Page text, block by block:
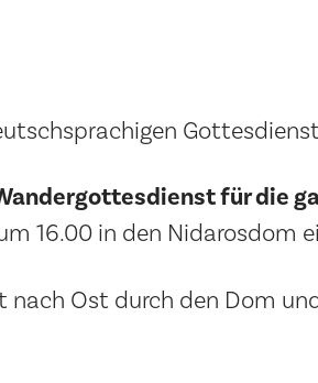
für die
16.00 in den Nidarosdom
nach Ost durch den Dom